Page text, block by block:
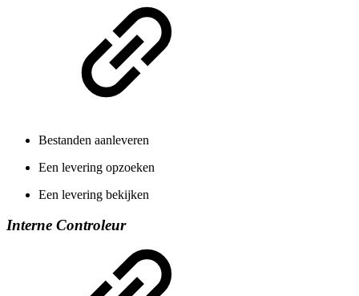
Bestanden aanleveren
Een levering opzoeken
Een levering bekijken
Interne Controleur